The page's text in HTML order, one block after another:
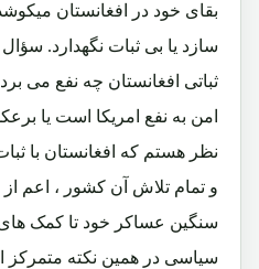
بقای خود در افغانستان
سازد یا بی ثبات نگهدارد.
ثباتی افغانستان چه نفع می
امن به نفع امریکا است یا
نظر هستم که افغانستان با
و تمام تلاش آن کشور ، اعم از
سنگین عساکر خود تا کمک
سیاسی در همین نکته متمرکز